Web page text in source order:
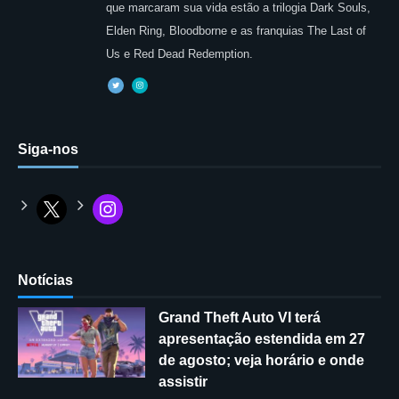
que marcaram sua vida estão a trilogia Dark Souls,
Elden Ring, Bloodborne e as franquias The Last of
Us e Red Dead Redemption.
Siga-nos
Notícias
Grand Theft Auto VI terá
apresentação estendida em 27
de agosto; veja horário e onde
assistir